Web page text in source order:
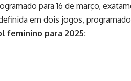
para 16 de março,
em dois jogos,
feminino para 2025: